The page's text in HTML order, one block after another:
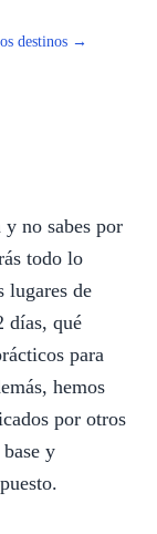
destinos →
y no sabes por
todo lo
lugares de
días, qué
para
hemos
por otros
y